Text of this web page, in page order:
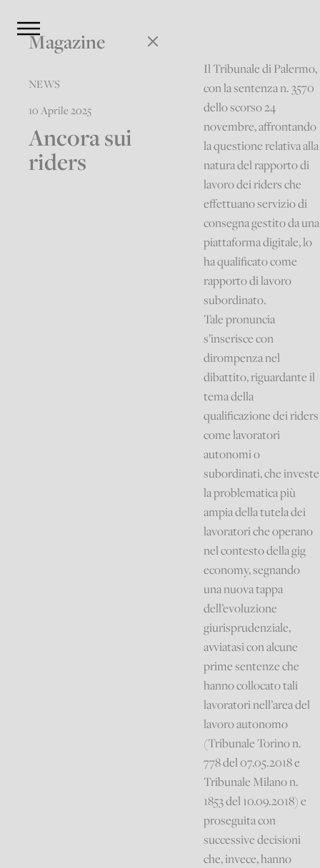
Magazine
NEWS
10 Aprile 2025
Ancora sui
riders
Il Tribunale di Palermo,
con la sentenza n. 3570
dello scorso 24
novembre, affrontando
la questione relativa alla
natura del rapporto di
lavoro dei riders che
effettuano servizio di
consegna gestito da una
piattaforma digitale, lo
ha qualificato come
rapporto di lavoro
subordinato.
Tale pronuncia
s’inserisce con
dirompenza nel
dibattito, riguardante il
tema della
qualificazione dei riders
come lavoratori
autonomi o
subordinati, che investe
la problematica più
ampia della tutela dei
lavoratori che operano
nel contesto della gig
economy, segnando
una nuova tappa
dell’evoluzione
giurisprudenziale,
avviatasi con alcune
prime sentenze che
hanno collocato tali
lavoratori nell’area del
lavoro autonomo
(Tribunale Torino n.
778 del 07.05.2018 e
Tribunale Milano n.
1853 del 10.09.2018) e
proseguita con
successive decisioni
che, invece, hanno